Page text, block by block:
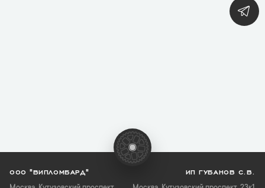
ООО "ВИПЛОМБАРД" ИП ГУБАНОВ С.В.